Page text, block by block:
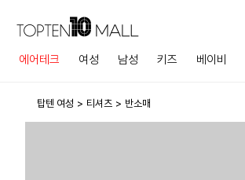
에어테크 여성 남성 키즈 베이비
탑텐 여성 티셔츠 반소매